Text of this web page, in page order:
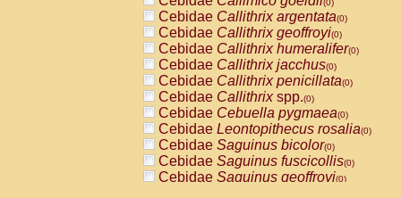
(0)
Cebidae Callithrix argentata(0)
Cebidae Callithrix geoffroyi(0)
Cebidae Callithrix humeralifer(0)
Cebidae Callithrix jacchus(0)
Cebidae Callithrix penicillata(0)
Cebidae Callithrixspp.(0)
Cebidae Cebuella pygmaea(0)
Cebidae Leontopithecus rosalia(0)
Cebidae Saguinus bicolor(0)
Cebidae Saguinus fuscicollis(0)
Cebidae Saguinus geoffroyi(0)